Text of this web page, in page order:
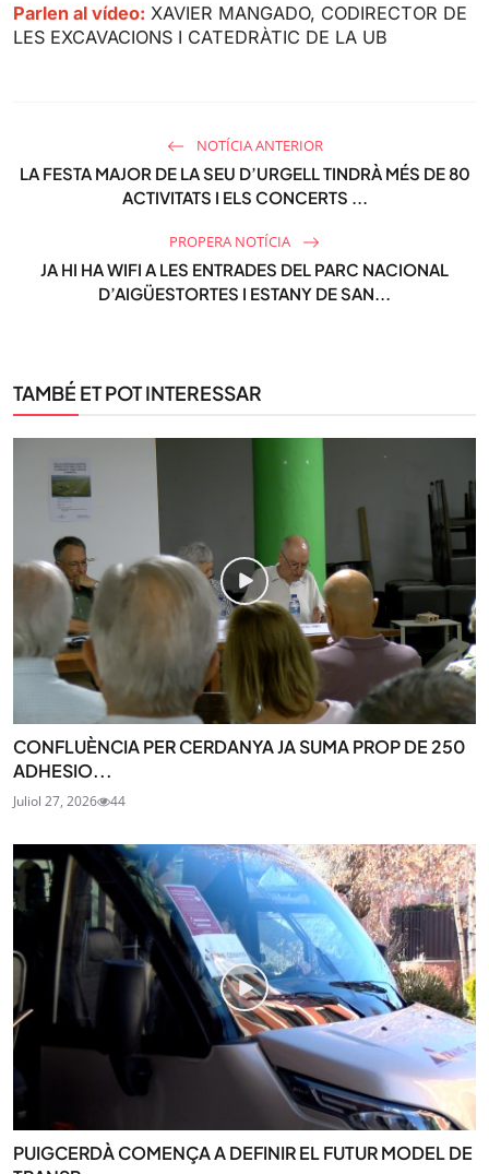
Parlen al vídeo: XAVIER MANGADO, CODIRECTOR DE
LES EXCAVACIONS I CATEDRÀTIC DE LA UB
NOTÍCIA ANTERIOR
LA FESTA MAJOR DE LA SEU D’URGELL TINDRÀ MÉS DE 80
ACTIVITATS I ELS CONCERTS ...
PROPERA NOTÍCIA
JA HI HA WIFI A LES ENTRADES DEL PARC NACIONAL
D’AIGÜESTORTES I ESTANY DE SAN...
TAMBÉ ET POT INTERESSAR
CONFLUÈNCIA PER CERDANYA JA SUMA PROP DE 250
ADHESIO...
Juliol 27, 2026 44
PUIGCERDÀ COMENÇA A DEFINIR EL FUTUR MODEL DE